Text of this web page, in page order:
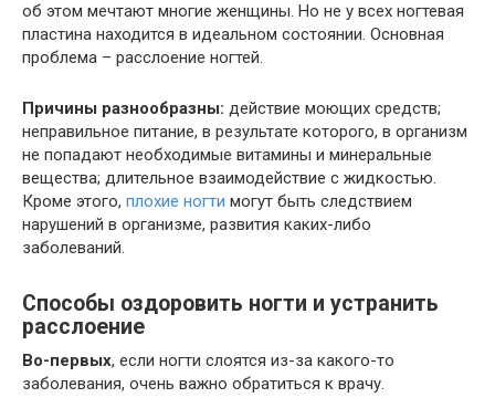
об этом мечтают многие женщины. Но не у всех ногтевая
пластина находится в идеальном состоянии. Основная
проблема – расслоение ногтей.
Причины разнообразны: действие моющих средств;
неправильное питание, в результате которого, в организм
не попадают необходимые витамины и минеральные
вещества; длительное взаимодействие с жидкостью.
Кроме этого, плохие ногти могут быть следствием
нарушений в организме, развития каких-либо
заболеваний.
Способы оздоровить ногти и устранить
расслоение
Во-первых, если ногти слоятся из-за какого-то
заболевания, очень важно обратиться к врачу.